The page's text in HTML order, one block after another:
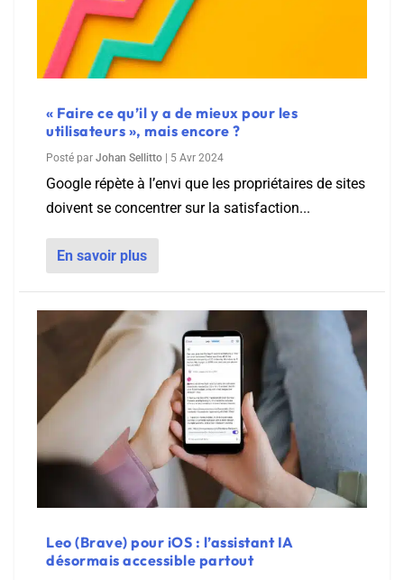
« Faire ce qu’il y a de mieux pour les
utilisateurs », mais encore ?
Posté par Johan Sellitto | 5 Avr 2024
Google répète à l’envi que les propriétaires de sites
doivent se concentrer sur la satisfaction...
En savoir plus
Leo (Brave) pour iOS : l’assistant IA
désormais accessible partout